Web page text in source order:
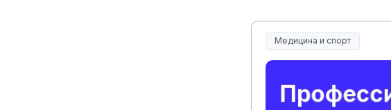
Медицина и спорт
Медицина, спорт и здоровье